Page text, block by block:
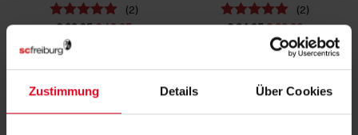
Zustimmung Details Über Cookies
(2)
€ 29,95€ 19,95
(2)
€ 24,95€ 20,00